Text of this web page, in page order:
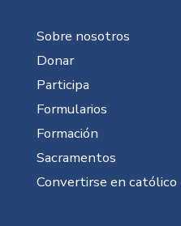
Sobre nosotros
Donar
Participa
Formularios
Formación
Sacramentos
Convertirse en católico